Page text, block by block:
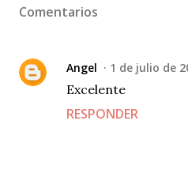
Comentarios
Angel 1 de julio de
Excelente
RESPONDER